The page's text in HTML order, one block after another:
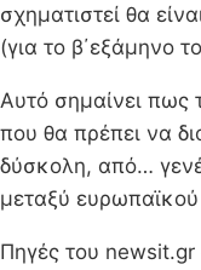
σχηματιστεί θα
(για το β΄εξάμηνο
Αυτό σημαίνει πως
που θα πρέπει να
δύσκολη, από…
μεταξύ
Πηγές του